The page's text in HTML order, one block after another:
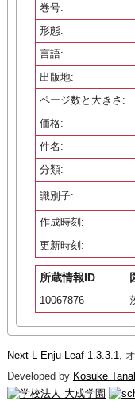
巻号:
形態:
言語:
出版地:
ページ数と大きさ:
価格:
件名:
分類:
識別子:
作成時刻:
更新時刻:
所蔵情報ID
10067876
Next-L Enju Leaf 1.3.3.1 ,
Developed by Kosuke